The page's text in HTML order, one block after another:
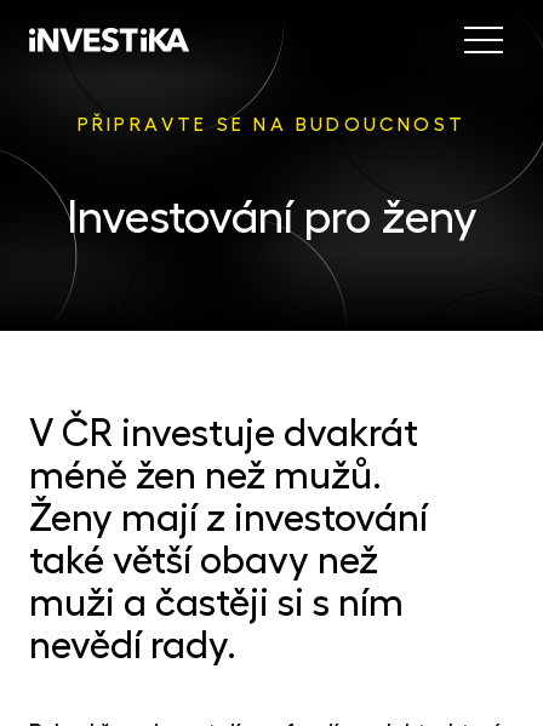
Menu
PŘIPRAVTE SE NA BUDOUCNOST
Investování pro ženy
V ČR investuje dvakrát
méně žen než mužů.
Ženy mají z investování
také větší obavy než
muži a častěji si s ním
nevědí rady.